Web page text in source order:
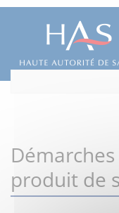
produit de